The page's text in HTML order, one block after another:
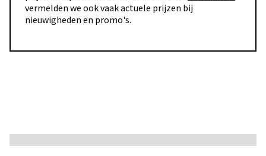
vermelden we ook vaak actuele prijzen bij
nieuwigheden en promo's.